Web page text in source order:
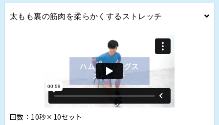
太もも裏の筋肉を柔らかくするストレッチ
回数：10秒×10セット